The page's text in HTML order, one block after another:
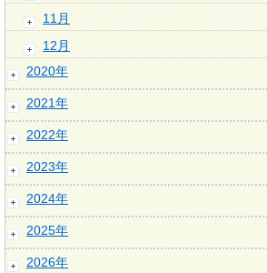
11月
12月
2020年
2021年
2022年
2023年
2024年
2025年
2026年